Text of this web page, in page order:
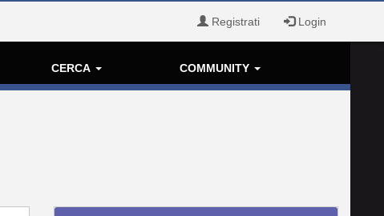
Registrati Login
CERCA COMMUNITY